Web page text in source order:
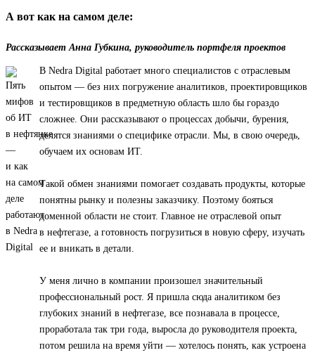
А вот как на самом деле:
Рассказывает Анна Губкина, руководитель портфеля проектов
В Nedra Digital работает много специалистов с отраслевым
опытом — без них погружение аналитиков, проектировщиков
и тестировщиков в предметную область шло бы гораздо
сложнее. Они рассказывают о процессах добычи, бурения,
делятся знаниями о специфике отрасли. Мы, в свою очередь,
обучаем их основам ИТ.
Такой обмен знаниями помогает создавать продукты, которые
понятны рынку и полезны заказчику. Поэтому бояться
доменной области не стоит. Главное не отраслевой опыт
в нефтегазе, а готовность погрузиться в новую сферу, изучать
ее и вникать в детали.
У меня лично в компании произошел значительный
профессиональный рост. Я пришла сюда аналитиком без
глубоких знаний в нефтегазе, все познавала в процессе,
проработала так три года, выросла до руководителя проекта,
потом решила на время уйти — хотелось понять, как устроена